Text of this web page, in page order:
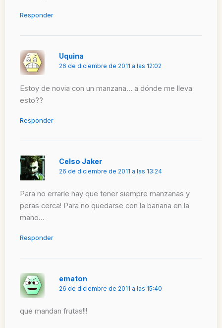
Responder
Uquina
26 de diciembre de 2011 a las 12:02
Estoy de novia con un manzana… a dónde me lleva
esto??
Responder
Celso Jaker
26 de diciembre de 2011 a las 13:24
Para no errarle hay que tener siempre manzanas y
peras cerca! Para no quedarse con la banana en la
mano…
Responder
ematon
26 de diciembre de 2011 a las 15:40
que mandan frutas!!!